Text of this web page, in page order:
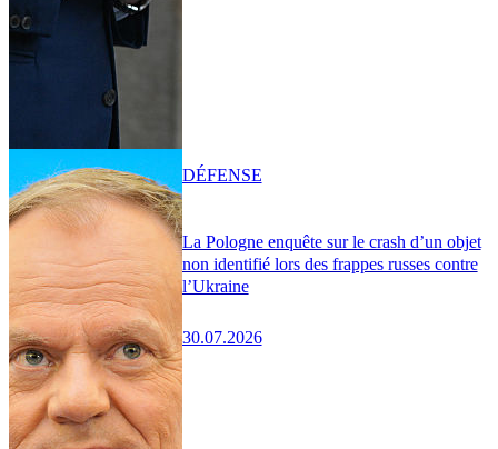
La Pologne enquête sur le crash d’un objet
non identifié lors des frappes russes contre
l’Ukraine
30.07.2026
DÉFENSE